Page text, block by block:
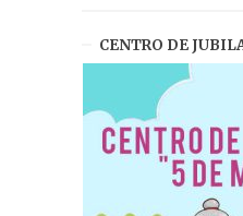
CENTRO DE